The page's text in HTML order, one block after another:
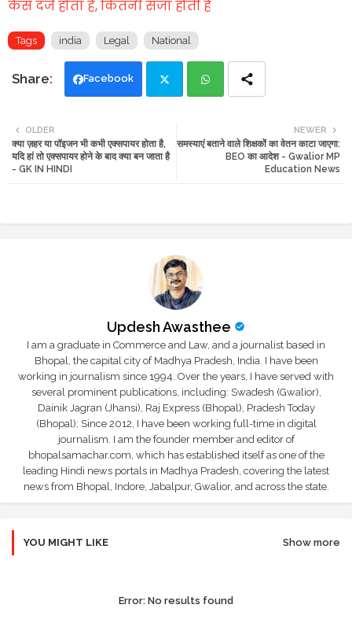
केस दर्ज होता है, कितनी सजा होती है
Tags india Legal National
Facebook
tte ats
NEWER
समस्याएं बताने वाले शिक्षकों का वेतन काटा जाएगा:
BEO का आदेश - Gwalior MP
Education News
OLDER
क्या ज़हर या पॉइजन भी कभी एक्सपायर होता है,
यदि हां तो एक्सपायर होने के बाद क्या बन जाता है
- GK IN HINDI
Updesh Awasthee
I am a graduate in Commerce and Law, and a journalist based in
Bhopal, the capital city of Madhya Pradesh, India. I have been
working in journalism since 1994. Over the years, I have served with
several prominent publications, including: Swadesh (Gwalior),
Dainik Jagran (Jhansi), Raj Express (Bhopal), Pradesh Today
(Bhopal); Since 2012, I have been working full-time in digital
journalism. I am the founder member and editor of
bhopalsamachar.com, which has established itself as one of the
leading Hindi news portals in Madhya Pradesh, covering the latest
news from Bhopal, Indore, Jabalpur, Gwalior, and across the state.
YOU MIGHT LIKE Show more
Error: No results found